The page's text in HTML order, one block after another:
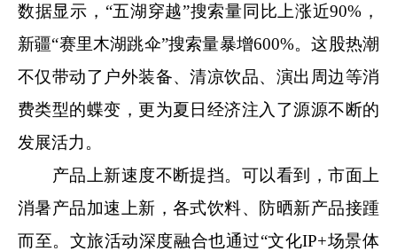
数据显示，“五湖穿越”搜索量同比上涨近90%，
新疆“赛里木湖跳伞”搜索量暴增600%。这股热潮
不仅带动了户外装备、清凉饮品、演出周边等消
费类型的蝶变，更为夏日经济注入了源源不断的
发展活力。
产品上新速度不断提挡。可以看到，市面上
消暑产品加速上新，各式饮料、防晒新产品接踵
而至。文旅活动深度融合也通过“文化IP+场景体